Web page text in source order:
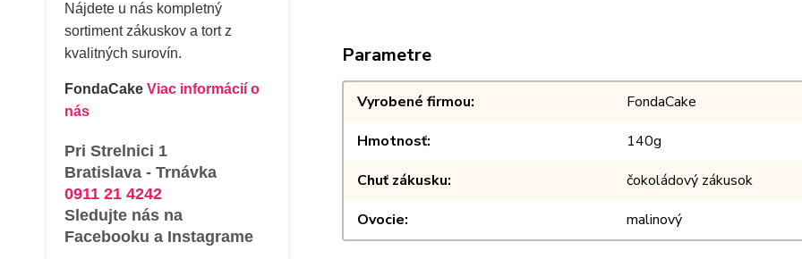
Nájdete u nás kompletný
sortiment zákuskov a tort z
kvalitných surovín.
FondaCake Viac informácií o
nás
Pri Strelnici 1
Bratislava - Trnávka
0911 21 4242
Sledujte nás na
Facebooku a Instagrame
Parametre
Vyrobené firmou
FondaCake
Hmotnosť
140g
Chuť zákusku
čokoládový zákusok
Ovocie
malinový